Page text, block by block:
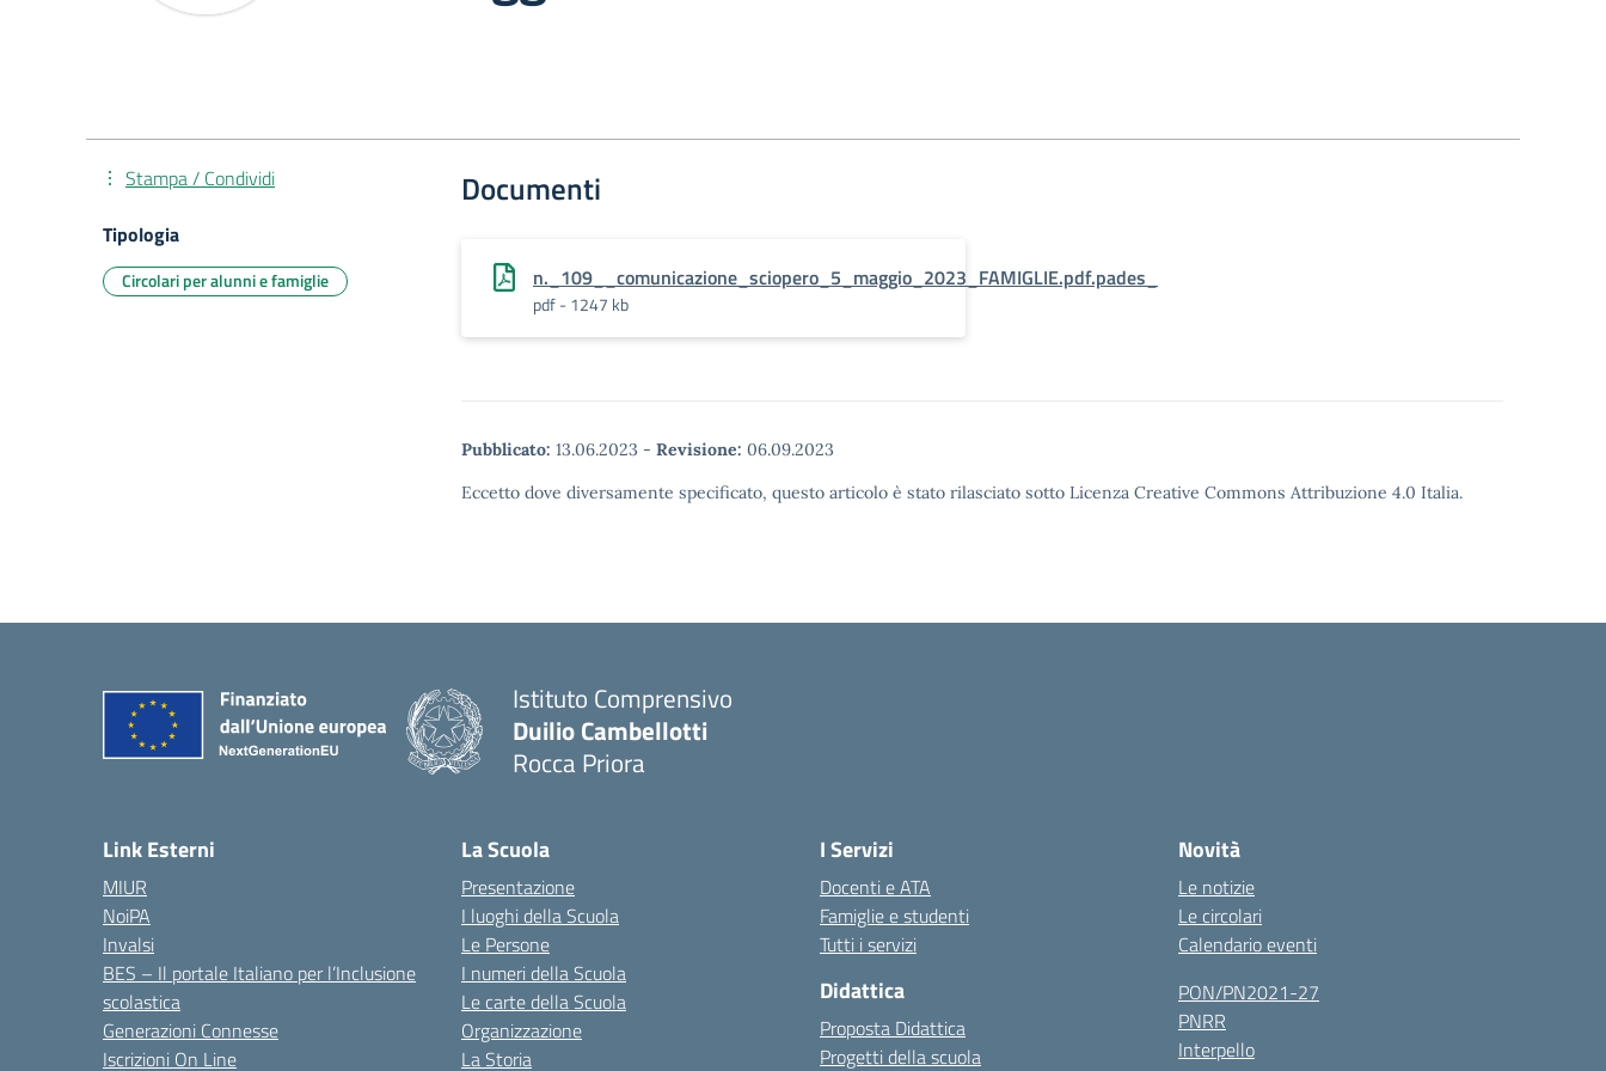
Documenti
n._109__comunicazione_sciopero_5_maggio_2023_FAMIGLIE.pdf.pades_
pdf - 1247 kb
Pubblicato: 13.06.2023 - Revisione: 06.09.2023
Eccetto dove diversamente specificato, questo articolo è stato rilasciato sotto Licenza Creative Commons Attribuzione 4.0 Italia.
Stampa / Condividi
Tipologia
Circolari per alunni e famiglie
Istituto Comprensivo
Duilio Cambellotti
Rocca Priora
Link Esterni
MIUR
NoiPA
Invalsi
BES – Il portale Italiano per l’Inclusione
scolastica
Generazioni Connesse
Iscrizioni On Line
La Scuola
Presentazione
I luoghi della Scuola
Le Persone
I numeri della Scuola
Le carte della Scuola
Organizzazione
La Storia
I Servizi
Docenti e ATA
Famiglie e studenti
Tutti i servizi
Didattica
Proposta Didattica
Progetti della scuola
Novità
Le notizie
Le circolari
Calendario eventi
PON/PN2021-27
PNRR
Interpello